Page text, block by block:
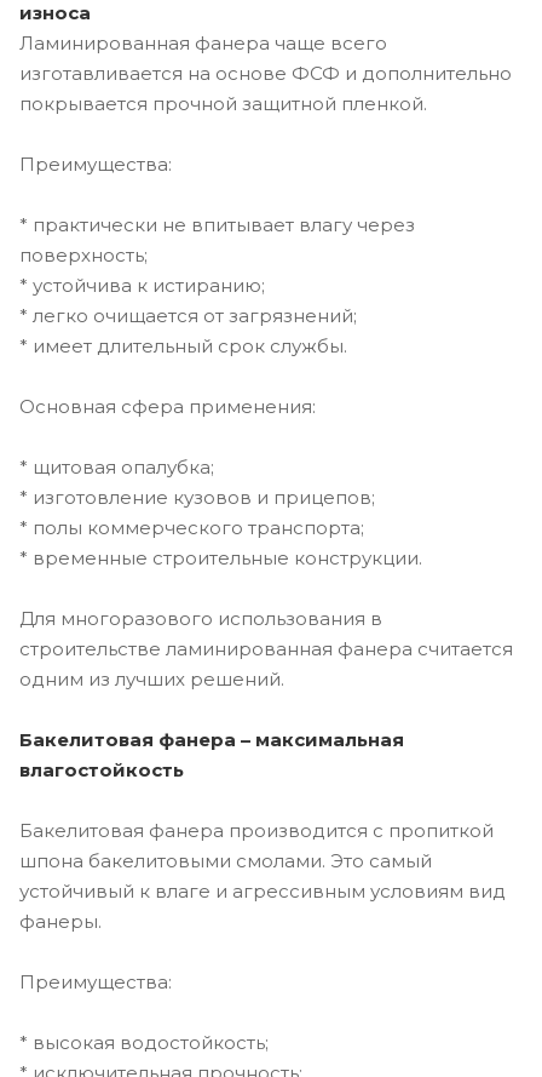
износа
Ламинированная фанера чаще всего
изготавливается на основе ФСФ и дополнительно
покрывается прочной защитной пленкой.
Преимущества:
* практически не впитывает влагу через
поверхность;
* устойчива к истиранию;
* легко очищается от загрязнений;
* имеет длительный срок службы.
Основная сфера применения:
* щитовая опалубка;
* изготовление кузовов и прицепов;
* полы коммерческого транспорта;
* временные строительные конструкции.
Для многоразового использования в
строительстве ламинированная фанера считается
одним из лучших решений.
Бакелитовая фанера – максимальная
влагостойкость
Бакелитовая фанера производится с пропиткой
шпона бакелитовыми смолами. Это самый
устойчивый к влаге и агрессивным условиям вид
фанеры.
Преимущества:
* высокая водостойкость;